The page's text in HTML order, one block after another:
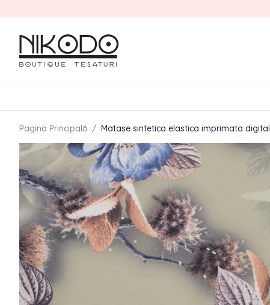
Pagina Principală / Matase sintetica elastica imprimata digital